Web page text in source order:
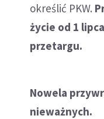
określić PKW.
życie od 1
przetargu.
Nowela
nieważnych.